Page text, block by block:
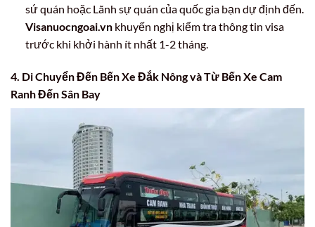
sứ quán hoặc Lãnh sự quán của quốc gia bạn dự định đến.
Visanuocngoai.vnkhuyến nghị kiểm tra thông tin visa
trước khi khởi hành ít nhất 1-2 tháng.
4. Di Chuyển Đến Bến Xe Đắk Nông và Từ Bến Xe Cam
Ranh Đến Sân Bay